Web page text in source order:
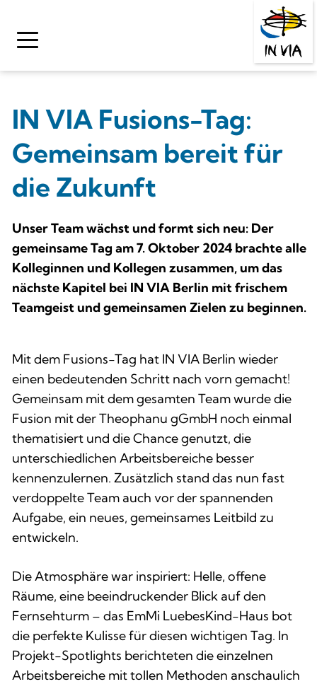
springen
IN VIA Fusions-Tag:
Gemeinsam bereit für
die Zukunft
Unser Team wächst und formt sich neu: Der
gemeinsame Tag am 7. Oktober 2024 brachte alle
Kolleginnen und Kollegen zusammen, um das
nächste Kapitel bei IN VIA Berlin mit frischem
Teamgeist und gemeinsamen Zielen zu beginnen.
Mit dem Fusions-Tag hat IN VIA Berlin wieder
einen bedeutenden Schritt nach vorn gemacht!
Gemeinsam mit dem gesamten Team wurde die
Fusion mit der Theophanu gGmbH noch einmal
thematisiert und die Chance genutzt, die
unterschiedlichen Arbeitsbereiche besser
kennenzulernen. Zusätzlich stand das nun fast
verdoppelte Team auch vor der spannenden
Aufgabe, ein neues, gemeinsames Leitbild zu
entwickeln.
Die Atmosphäre war inspiriert: Helle, offene
Räume, eine beeindruckender Blick auf den
Fernsehturm – das EmMi LuebesKind-Haus bot
die perfekte Kulisse für diesen wichtigen Tag. In
Projekt-Spotlights berichteten die einzelnen
Arbeitsbereiche mit tollen Methoden anschaulich